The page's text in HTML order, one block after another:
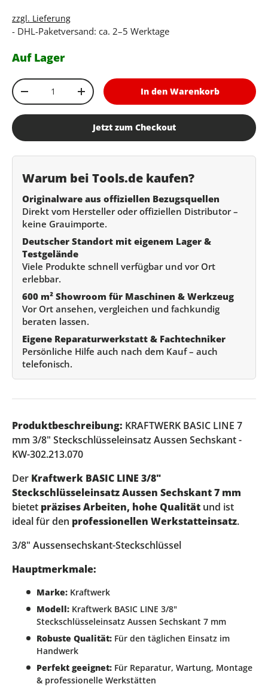
zzgl. Lieferung
- DHL-Paketversand: ca. 2–5 Werktage
Auf Lager
Anzahl
Menge verringernMenge erhöhenIn den Warenkorb
Jetzt zum Checkout
Warum bei Tools.de kaufen?
Originalware aus offiziellen Bezugsquellen
Direkt vom Hersteller oder offiziellen Distributor –
keine Grauimporte.
Deutscher Standort mit eigenem Lager &
Testgelände
Viele Produkte schnell verfügbar und vor Ort
erlebbar.
600 m² Showroom für Maschinen & Werkzeug
Vor Ort ansehen, vergleichen und fachkundig
beraten lassen.
Eigene Reparaturwerkstatt & Fachtechniker
Persönliche Hilfe auch nach dem Kauf – auch
telefonisch.
Produktbeschreibung: KRAFTWERK BASIC LINE 7
mm 3/8" Steckschlüsseleinsatz Aussen Sechskant -
KW-302.213.070
Der Kraftwerk BASIC LINE 3/8"
Steckschlüsseleinsatz Aussen Sechskant 7 mm
bietet präzises Arbeiten, hohe Qualität und ist
ideal für den professionellen Werkstatteinsatz.
3/8" Aussensechskant-Steckschlüssel
Hauptmerkmale:
Marke: Kraftwerk
Modell: Kraftwerk BASIC LINE 3/8"
Steckschlüsseleinsatz Aussen Sechskant 7 mm
Robuste Qualität: Für den täglichen Einsatz im
Handwerk
Perfekt geeignet: Für Reparatur, Wartung, Montage
& professionelle Werkstätten